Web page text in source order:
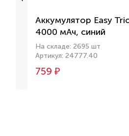
Аккумулятор Easy
4000 мАч, синий
На складе: 2695 шт
Артикул: 24777.40
759 ₽